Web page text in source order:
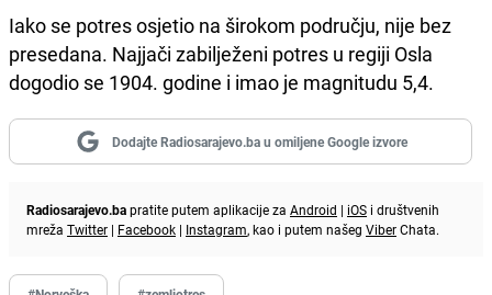
Iako se potres osjetio na širokom području, nije bez
presedana. Najjači zabilježeni potres u regiji Osla
dogodio se 1904. godine i imao je magnitudu 5,4.
Dodajte Radiosarajevo.ba u omiljene Google izvore
Radiosarajevo.bapratite putem aplikacije za Android | iOS i društvenih
mreža Twitter | Facebook | Instagram, kao i putem našeg ViberChata.